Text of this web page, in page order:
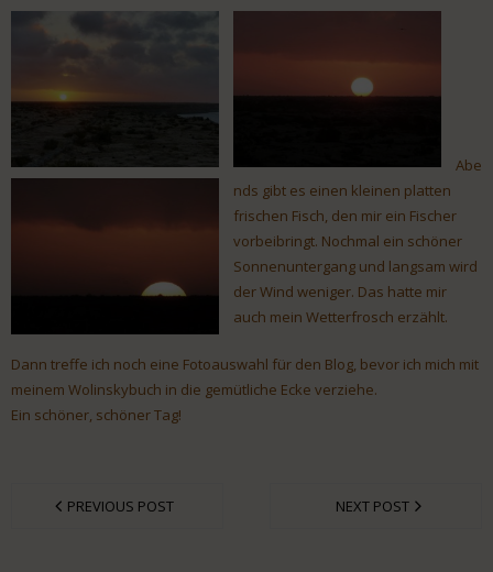
Abe
nds gibt es einen kleinen platten
frischen Fisch, den mir ein Fischer
vorbeibringt. Nochmal ein schöner
Sonnenuntergang und langsam wird
der Wind weniger. Das hatte mir
auch mein Wetterfrosch erzählt.
Dann treffe ich noch eine Fotoauswahl für den Blog, bevor ich mich mit
meinem Wolinskybuch in die gemütliche Ecke verziehe.
Ein schöner, schöner Tag!
PREVIOUS POST NEXT POST